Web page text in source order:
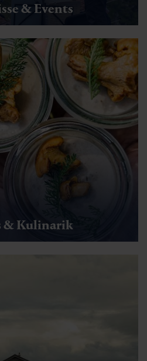
& Events
& Kulinarik